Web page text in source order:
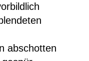
abschotten